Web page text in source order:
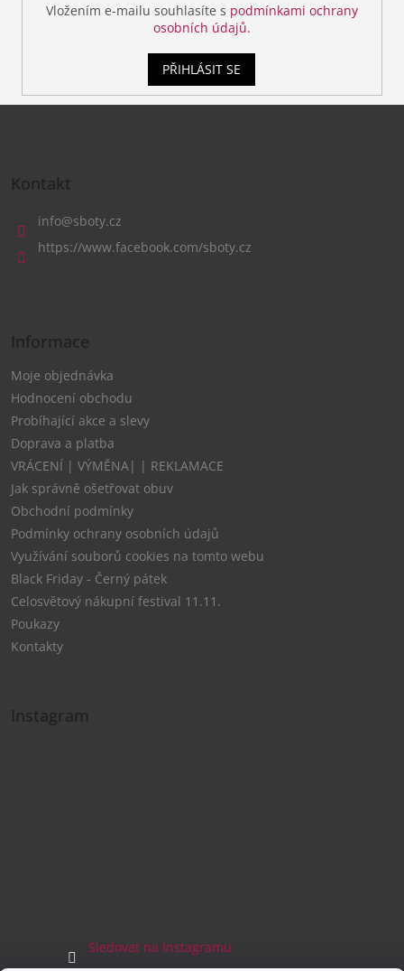
Vložením e-mailu souhlasíte s podmínkami ochrany
osobních údajů.
PŘIHLÁSIT SE
Kontakt
info@sboty.cz
https://www.facebook.com/sboty.cz
Informace
Moje objednávka
Hodnocení obchodu
Probíhající akce a slevy
Doprava a platba
VRÁCENÍ | VÝMĚNA| | REKLAMACE
Jak správně ošetřovat obuv
Obchodní podmínky
Podmínky ochrany osobních údajů
Využívání souborů cookies na tomto webu
Black Friday - Černý pátek
Celosvětový nákupní festival 11.11.
Poukazy
Kontakty
Instagram
Sledovat na Instagramu